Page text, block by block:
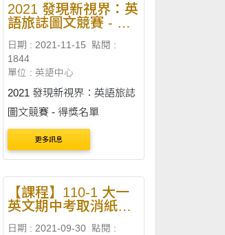
2021 發現新視界：英
語旅誌圖文競賽 - 得
日期 : 2021-11-15
點閱 :
1844
單位 : 英語中心
2021 發現新視界：英語旅誌
圖文競賽 - 得獎名單
更多訊息
【課程】110-1 大一
英文期中考取消紙筆
測驗
日期 : 2021-09-30 點閱 :